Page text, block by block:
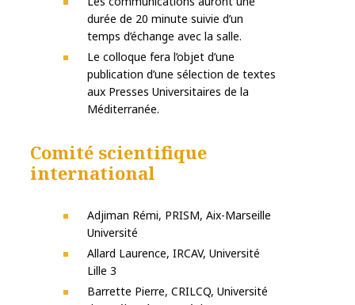
durée de 20 minute suivie d’un
temps d’échange avec la salle.
Le colloque fera l’objet d’une
publication d’une sélection de textes
aux Presses Universitaires de la
Méditerranée.
Comité scientifique
international
Adjiman Rémi, PRISM, Aix-Marseille
Université
Allard Laurence, IRCAV, Université
Lille 3
Barrette Pierre, CRILCQ, Université